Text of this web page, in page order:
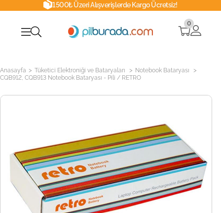
1500₺ Üzeri Alışverişlerde Kargo Ücretsiz!
0
Anasayfa > Tüketici Elektroniği ve Bataryaları > Notebook Bataryası >
CQB912, CQB913 Notebook Bataryası - Pili / RETRO